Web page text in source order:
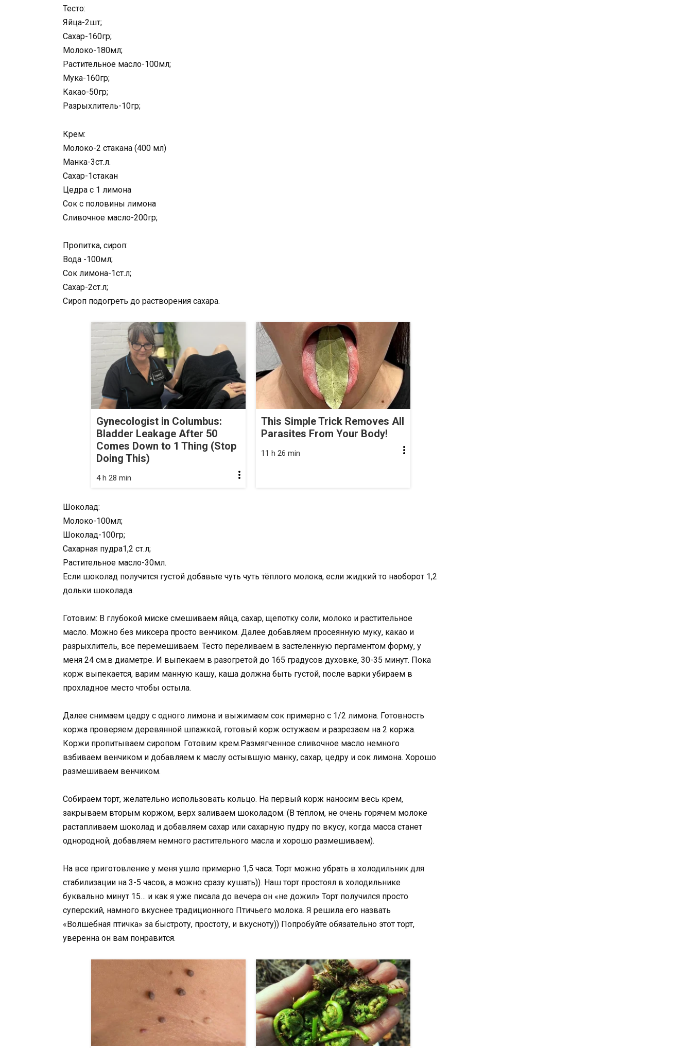
Тесто:
Яйца-2шт;
Сахар-160гр;
Молоко-180мл;
Растительное масло-100мл;
Мука-160гр;
Какао-50гр;
Разрыхлитель-10гр;
Крем:
Молоко-2 стакана (400 мл)
Манка-3ст.л.
Сахар-1стакан
Цедра с 1 лимона
Сок с половины лимона
Сливочное масло-200гр;
Пропитка, сироп:
Вода -100мл;
Сок лимона-1ст.л;
Сахар-2ст.л;
Сироп подогреть до растворения сахара.
Gynecologist in Columbus:
Bladder Leakage After 50
Comes Down to 1 Thing (Stop
Doing This)
4 h 28 min
This Simple Trick Removes All
Parasites From Your Body!
11 h 26 min
Шоколад:
Молоко-100мл;
Шоколад-100гр;
Сахарная пудра1,2 ст.л;
Растительное масло-30мл.
Если шоколад получится густой добавьте чуть чуть тёплого молока, если жидкий то наоборот 1,2
дольки шоколада.
Готовим: В глубокой миске смешиваем яйца, сахар, щепотку соли, молоко и растительное
масло. Можно без миксера просто венчиком. Далее добавляем просеянную муку, какао и
разрыхлитель, все перемешиваем. Тесто переливаем в застеленную пергаментом форму, у
меня 24 см.в диаметре. И выпекаем в разогретой до 165 градусов духовке, 30-35 минут. Пока
корж выпекается, варим манную кашу, каша должна быть густой, после варки убираем в
прохладное место чтобы остыла.
Далее снимаем цедру с одного лимона и выжимаем сок примерно с 1/2 лимона. Готовность
коржа проверяем деревянной шпажкой, готовый корж остужаем и разрезаем на 2 коржа.
Коржи пропитываем сиропом. Готовим крем.Размягченное сливочное масло немного
взбиваем венчиком и добавляем к маслу остывшую манку, сахар, цедру и сок лимона. Хорошо
размешиваем венчиком.
Собираем торт, желательно использовать кольцо. На первый корж наносим весь крем,
закрываем вторым коржом, верх заливаем шоколадом. (В тёплом, не очень горячем молоке
растапливаем шоколад и добавляем сахар или сахарную пудру по вкусу, когда масса станет
однородной, добавляем немного растительного масла и хорошо размешиваем).
На все приготовление у меня ушло примерно 1,5 часа. Торт можно убрать в холодильник для
стабилизации на 3-5 часов, а можно сразу кушать)). Наш торт простоял в холодильнике
буквально минут 15… и как я уже писала до вечера он «не дожил» Торт получился просто
суперский, намного вкуснее традиционного Птичьего молока. Я решила его назвать
«Волшебная птичка» за быстроту, простоту, и вкусноту)) Попробуйте обязательно этот торт,
уверенна он вам понравится.